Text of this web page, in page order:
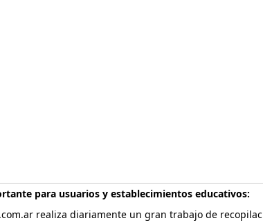
para usuarios y establecimientos educativos:
realiza diariamente un gran trabajo de